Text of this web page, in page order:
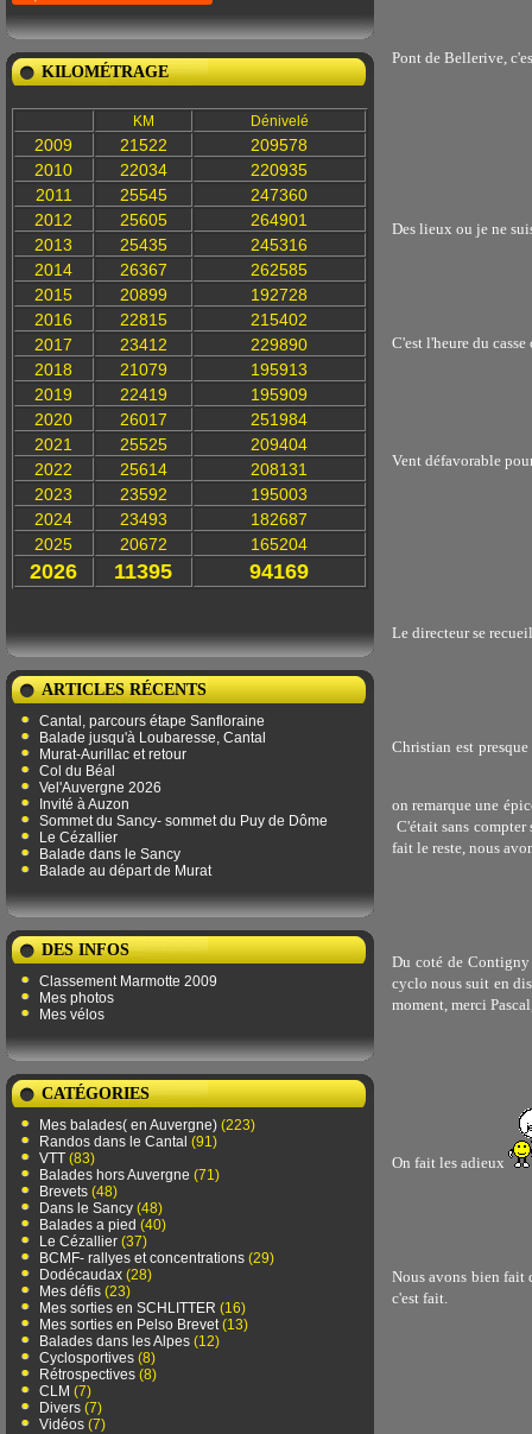
KILOMÉTRAGE
KM Dénivelé
2009 21522
209578
2010
22034
220935
2011
25545
247360
2012
25605
264901
2013
25435
245316
2014
26367
262585
2015
20899
192728
2016
22815
215402
2017
23412
229890
2018
21079
195913
2019
22419
195909
2020
26017
251984
2021
25525
209404
2022
25614
208131
2023
23592
195003
2024
23493
182687
2025
20672 165204
2026 11395 94169
ARTICLES RÉCENTS
Cantal, parcours étape Sanfloraine
Balade jusqu'à Loubaresse, Cantal
Murat-Aurillac et retour
Col du Béal
Vel'Auvergne 2026
Invité à Auzon
Sommet du Sancy- sommet du Puy de Dôme
Le Cézallier
Balade dans le Sancy
Balade au départ de Murat
DES INFOS
Classement Marmotte 2009
Mes photos
Mes vélos
CATÉGORIES
Mes balades( en Auvergne) (223)
Randos dans le Cantal (91)
VTT (83)
Balades hors Auvergne (71)
Brevets (48)
Dans le Sancy (48)
Balades a pied (40)
Le Cézallier (37)
BCMF- rallyes et concentrations (29)
Dodécaudax (28)
Mes défis (23)
Mes sorties en SCHLITTER (16)
Mes sorties en Pelso Brevet(13)
Balades dans les Alpes (12)
Cyclosportives (8)
Rétrospectives (8)
CLM (7)
Divers (7)
Vidéos (7)
Pont de Bellerive,
Des lieux ou je ne
C'est l'heure du
Vent défavorable
Le directeur se
Christian est
on remarque une
C'était sans
fait le reste, nous
Du coté de
cyclo nous suit en
moment, merci
On fait les adieux
Nous avons bien fait
c'est fait.